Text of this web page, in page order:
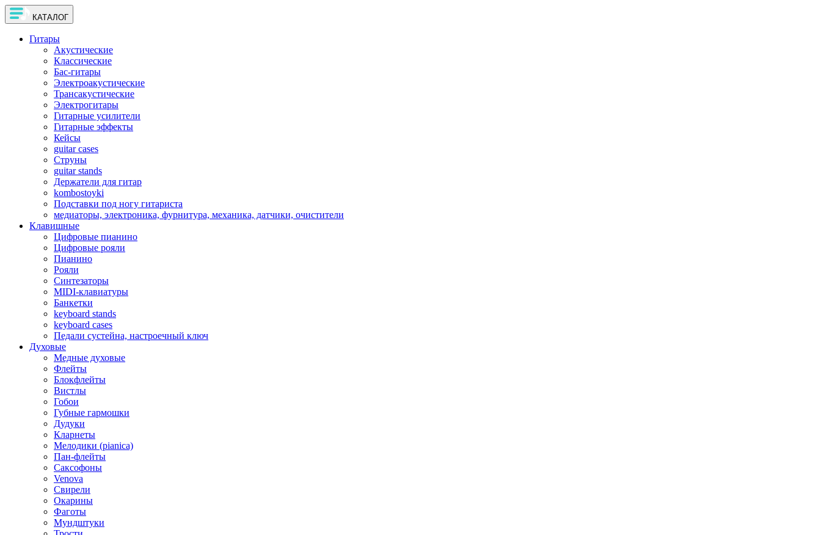
КАТАЛОГ
Гитары
Акустические
Классические
Бас-гитары
Электроакустические
Трансакустические
Электрогитары
Гитарные усилители
Гитарные эффекты
Кейсы
guitar cases
Струны
guitar stands
Держатели для гитар
kombostoyki
Подставки под ногу гитариста
медиаторы, электроника, фурнитура, механика, датчики, очистители
Клавишные
Цифровые пианино
Цифровые рояли
Пианино
Рояли
Синтезаторы
MIDI-клавиатуры
Банкетки
keyboard stands
keyboard cases
Педали сустейна, настроечный ключ
Духовые
Медные духовые
Флейты
Блокфлейты
Вистлы
Гобои
Губные гармошки
Дудуки
Кларнеты
Мелодики (pianica)
Пан-флейты
Саксофоны
Venova
Свирели
Окарины
Фаготы
Мундштуки